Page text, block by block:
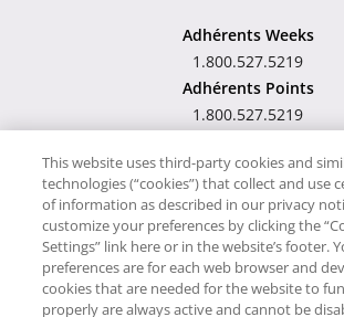
Adhérents Weeks
1.800.527.5219
Adhérents Points
1.800.527.5219
Hawaii TAT Broker ID
#TA-023-193-6000-01
Notre site utilise des cookies pour son
This website uses third-party cookies and
technologies (“cookies”) that collect and use
of information as described in our privacy
customize your preferences by clicking the
Settings” link here or in the website’s footer.
preferences are for each web browser and
cookies that are needed for the website to
properly are always active and cannot be